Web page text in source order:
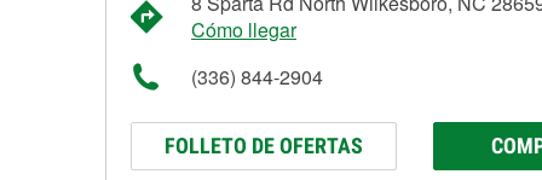
Cómo llegar
(336) 844-2904
FOLLETO DE OFERTAS